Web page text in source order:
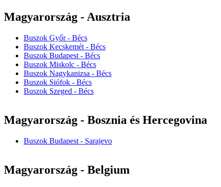
Magyarország - Ausztria
Buszok Győr - Bécs
Buszok Kecskemét - Bécs
Buszok Budapest - Bécs
Buszok Miskolc - Bécs
Buszok Nagykanizsa - Bécs
Buszok Siófok - Bécs
Buszok Szeged - Bécs
Magyarország - Bosznia és Hercegovina
Buszok Budapest - Sarajevo
Magyarország - Belgium